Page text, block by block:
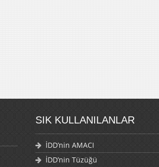
SIK KULLANILANLAR
İDD’nin AMACI
İDD’nin Tüzüğü